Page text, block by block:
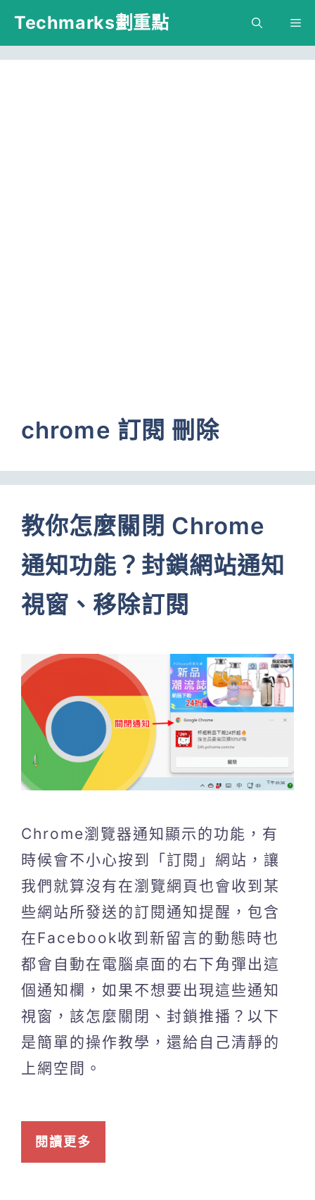
跳
主
Techmarks劃重點
chrome 訂閱 刪除
教你怎麼關閉 Chrome
通知功能？封鎖網站通知
視窗、移除訂閱
Chrome瀏覽器通知顯示的功能，有
時候會不小心按到「訂閱」網站，讓
我們就算沒有在瀏覽網頁也會收到某
些網站所發送的訂閱通知提醒，包含
在Facebook收到新留言的動態時也
都會自動在電腦桌面的右下角彈出這
個通知欄，如果不想要出現這些通知
視窗，該怎麼關閉、封鎖推播？以下
是簡單的操作教學，還給自己清靜的
上網空間。
閱讀更多